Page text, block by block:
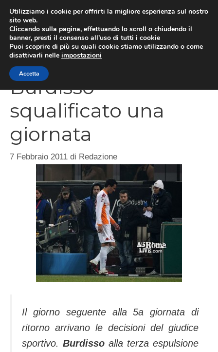
contenuto
Burdisso
squalificato una
giornata
7 Febbraio 2011 di Redazione
Il giorno seguente alla 5a giornata di
ritorno arrivano le decisioni del giudice
sportivo. Burdisso alla terza espulsione
Utilizziamo i cookie per offrirti la migliore esperienza sul nostro
sito web.
Cliccando sulla pagina, effettuando lo scroll o chiudendo il
banner, presti il consenso all’uso di tutti i cookie
Puoi scoprire di più su quali cookie stiamo utilizzando o come
disattivarli nelle impostazioni
Accetta